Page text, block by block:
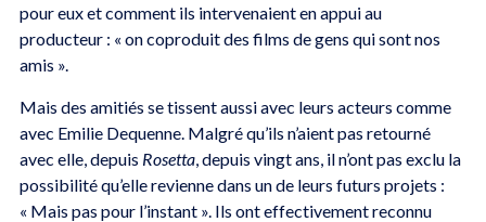
pour eux et comment ils intervenaient en appui au
producteur : « on coproduit des films de gens qui sont nos
amis ».
Mais des amitiés se tissent aussi avec leurs acteurs comme
avec Emilie Dequenne. Malgré qu’ils n’aient pas retourné
avec elle, depuis Rosetta, depuis vingt ans, il n’ont pas exclu la
possibilité qu’elle revienne dans un de leurs futurs projets :
« Mais pas pour l’instant ». Ils ont effectivement reconnu